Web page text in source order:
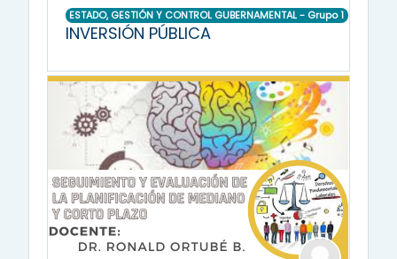
ESTADO, GESTIÓN Y CONTROL GUBERNAMENTAL - Grupo 1
INVERSIÓN PÚBLICA